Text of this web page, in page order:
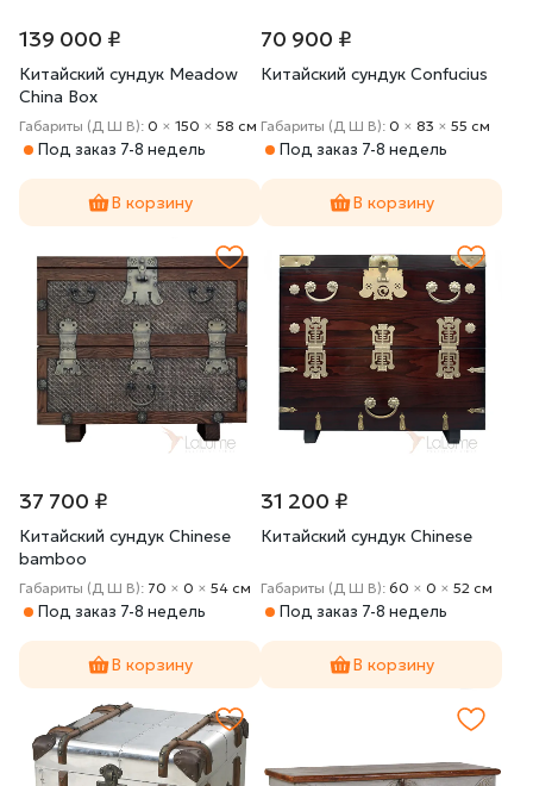
139 000 ₽
Китайский сундук Meadow
China Box
Габариты (Д Ш В): 0 × 150 × 58 cм
Под заказ 7-8 недель
В корзину
70 900 ₽
Китайский сундук Confucius
Габариты (Д Ш В): 0 × 83 × 55 cм
Под заказ 7-8 недель
В корзину
37 700 ₽
Китайский сундук Chinese
bamboo
Габариты (Д Ш В): 70 × 0 × 54 cм
Под заказ 7-8 недель
В корзину
31 200 ₽
Китайский сундук Chinese
Габариты (Д Ш В): 60 × 0 × 52 cм
Под заказ 7-8 недель
В корзину